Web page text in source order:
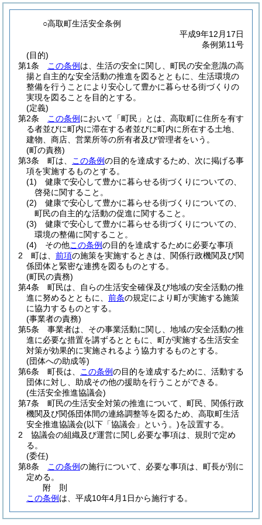
○高取町生活安全条例
平成9年12月17日
条例第11号
(目的)
第1条
この条例 は、生活の安全に関し、町民の安全意識の高
揚と自主的な安全活動の推進を図るとともに、生活環境の
整備を行うことにより安心して豊かに暮らせる街づくりの
実現を図ることを目的とする。
(定義)
第2条
この条例 において「町民」とは、高取町に住所を有す
る者並びに町内に滞在する者並びに町内に所在する土地、
建物、商店、営業所等の所有者及び管理者をいう。
(町の責務)
第3条
町は、 この条例の目的を達成するため、次に掲げる事
項を実施するものとする。
(1)
健康で安心して豊かに暮らせる街づくりについての、
啓発に関すること。
(2)
健康で安心して豊かに暮らせる街づくりについての、
町民の自主的な活動の促進に関すること。
(3)
健康で安心して豊かに暮らせる街づくりについての、
環境の整備に関すること。
(4)
その他この条例の目的を達成するために必要な事項
2
町は、 前項の施策を実施するときは、関係行政機関及び関
係団体と緊密な連携を図るものとする。
(町民の責務)
第4条
町民は、自らの生活安全確保及び地域の安全活動の推
進に努めるとともに、 前条の規定により町が実施する施策
に協力するものとする。
(事業者の責務)
第5条
事業者は、その事業活動に関し、地域の安全活動の推
進に必要な措置を講ずるとともに、町が実施する生活安全
対策が効果的に実施されるよう協力するものとする。
(団体への助成等)
第6条
町長は、 この条例の目的を達成するために、活動する
団体に対し、助成その他の援助を行うことができる。
(生活安全推進協議会)
第7条
町民の生活安全対策の推進について、町民、関係行政
機関及び関係団体間の連絡調整等を図るため、高取町生活
安全推進協議会(以下「協議会」という。)を設置する。
2
協議会の組織及び運営に関し必要な事項は、規則で定め
る。
(委任)
第8条
この条例の施行について、必要な事項は、町長が別に
定める。
附 則
この条例 は、平成10年4月1日から施行する。